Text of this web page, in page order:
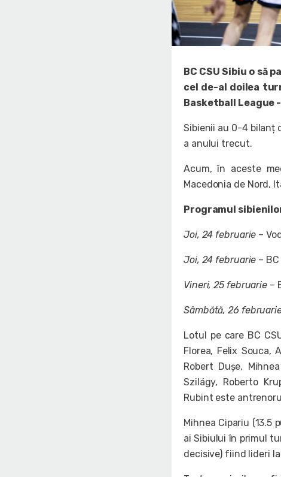
BC CSU Sibiu o să
cel de-al doilea
Basketball League
Sibienii au 0-4 bilanț
a anului trecut.
Acum, în aceste
Macedonia de Nord,
Programul
Joi, 24 februarie –
Joi, 24 februarie –
Vineri, 25 februarie –
Sâmbătă, 26
Lotul pe care BC
Florea, Felix Souca,
Robert Dușe,
Szilágy, Roberto
Rubint este
Mihnea Cipariu (13.5
ai Sibiului în primul
decisive) fiind lideri